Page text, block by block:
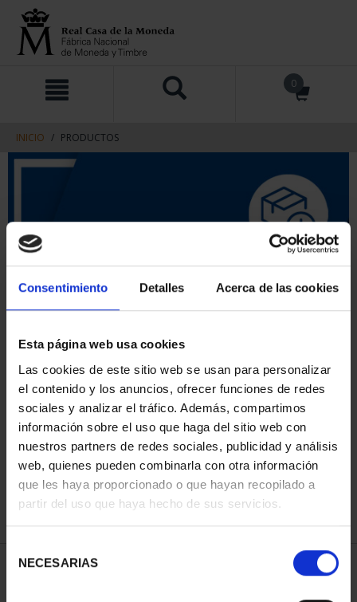
Consentimiento Detalles Acerca de las cookies
Esta página web usa cookies
Las cookies de este sitio web se usan para personalizar
el contenido y los anuncios, ofrecer funciones de redes
sociales y analizar el tráfico. Además, compartimos
información sobre el uso que haga del sitio web con
nuestros partners de redes sociales, publicidad y análisis
web, quienes pueden combinarla con otra información
que les haya proporcionado o que hayan recopilado a
partir del uso que haya hecho de sus servicios.
NECESARIAS
contenido
navegacin
0
INICIO PRODUCTOS
ORDENAR POR:
REFINAR
1 Productos encontrados